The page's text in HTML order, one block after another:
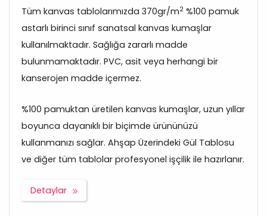
Tüm kanvas tablolarımızda 370gr/m2 %100 pamuk
astarlı birinci sınıf sanatsal kanvas kumaşlar
kullanılmaktadır. Sağlığa zararlı madde
bulunmamaktadır. PVC, asit veya herhangi bir
kanserojen madde içermez.
%100 pamuktan üretilen kanvas kumaşlar, uzun yıllar
boyunca dayanıklı bir biçimde ürününüzü
kullanmanızı sağlar. Ahşap Üzerindeki Gül Tablosu
ve diğer tüm tablolar profesyonel işçilik ile hazırlanır.
Detaylar